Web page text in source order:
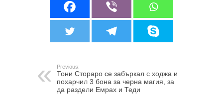
Previous:
Тони Стораро се забъркал с ходжа и
похарчил 3 бона за черна магия, за
да раздели Емрах и Теди